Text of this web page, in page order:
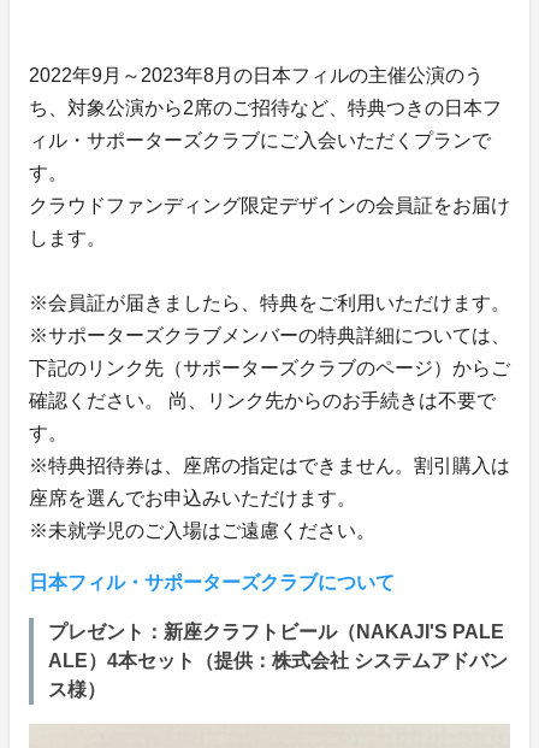
2022年9月～2023年8月の日本フィルの主催公演のう
ち、対象公演から2席のご招待など、特典つきの日本フ
ィル・サポーターズクラブにご入会いただくプランで
す。
クラウドファンディング限定デザインの会員証をお届け
します。
※会員証が届きましたら、特典をご利用いただけます。
※サポーターズクラブメンバーの特典詳細については、
下記のリンク先（サポーターズクラブのページ）からご
確認ください。 尚、リンク先からのお手続きは不要で
す。
※特典招待券は、座席の指定はできません。割引購入は
座席を選んでお申込みいただけます。
※未就学児のご入場はご遠慮ください。
日本フィル・サポーターズクラブについて
プレゼント：新座クラフトビール（NAKAJI'S PALE
ALE）4本セット（提供：株式会社 システムアドバン
ス様）